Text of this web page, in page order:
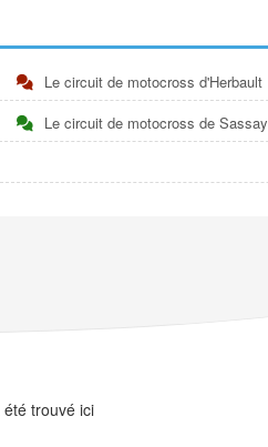
Le circuit de motocross d'Herbault
Le circuit de motocross de Sassay
trouvé ici